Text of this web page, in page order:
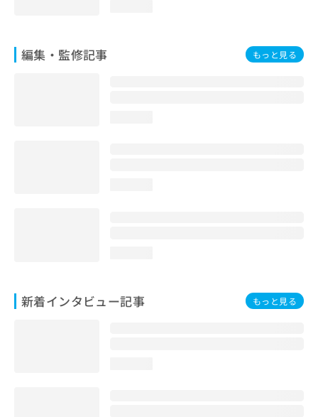
編集・監修記事 もっと見る
新着インタビュー記事 もっと見る